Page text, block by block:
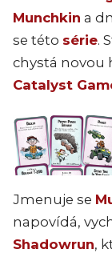
Munchkin a
se této série.
chystá novou
Catalyst
Jmenuje se
napovídá,
Shadowrun,